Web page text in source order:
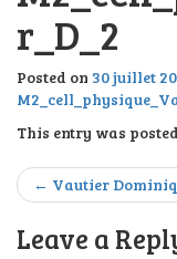
r_D_2
Posted on 30 juillet
This entry was
Post
← Vautier
Leave a